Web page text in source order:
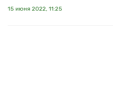
15 июня 2022, 11:25